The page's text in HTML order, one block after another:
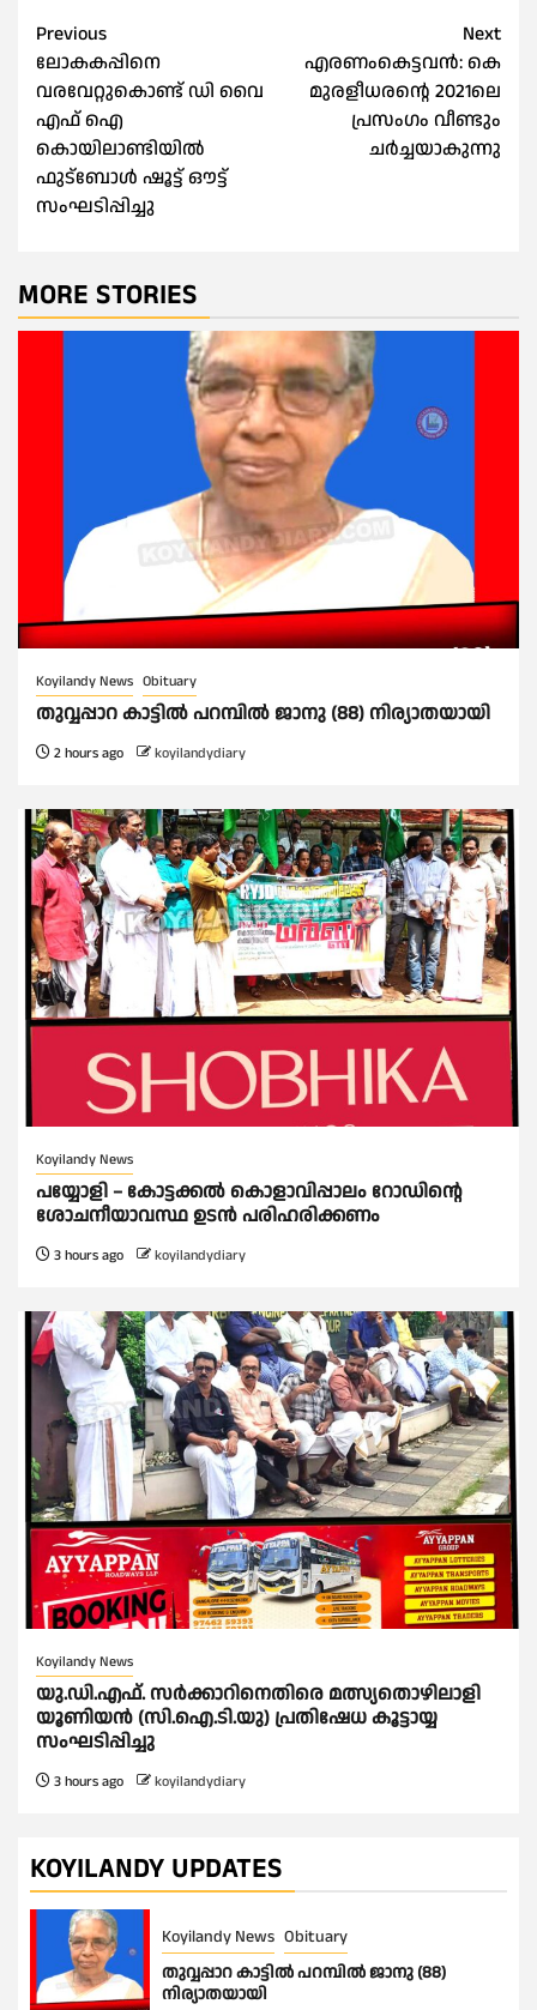
Post
navigation
Previous
ലോകകപ്പിനെ
വരവേറ്റുകൊണ്ട് ഡി വൈ
എഫ് ഐ
കൊയിലാണ്ടിയിൽ
ഫുട്ബോൾ ഷൂട്ട് ഔട്ട്‌
സംഘടിപ്പിച്ചു
Next
എരണംകെട്ടവൻ: കെ
മുരളീധരൻ്റെ 2021ലെ
പ്രസംഗം വീണ്ടും
ചർച്ചയാകുന്നു
MORE STORIES
Koyilandy News Obituary
തുവ്വപ്പാറ കാട്ടിൽ പറമ്പിൽ ജാനു (88) നിര്യാതയായി
2 hours ago koyilandydiary
Koyilandy News
പയ്യോളി – കോട്ടക്കൽ കൊളാവിപ്പാലം റോഡിൻ്റെ
ശോചനീയാവസ്ഥ ഉടൻ പരിഹരിക്കണം
3 hours ago koyilandydiary
Koyilandy News
യു.ഡി.എഫ്. സർക്കാറിനെതിരെ മത്സ്യതൊഴിലാളി
യൂണിയൻ (സി.ഐ.ടി.യു) പ്രതിഷേധ കൂട്ടായ്യ
സംഘടിപ്പിച്ചു
3 hours ago koyilandydiary
KOYILANDY UPDATES
Koyilandy News Obituary
തുവ്വപ്പാറ കാട്ടിൽ പറമ്പിൽ ജാനു (88)
നിര്യാതയായി